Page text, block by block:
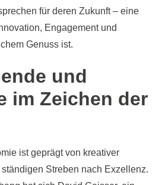
für deren Zukunft – eine
Engagement und
Genuss ist.
und
im Zeichen der
ist geprägt von kreativer
Streben nach Exzellenz.